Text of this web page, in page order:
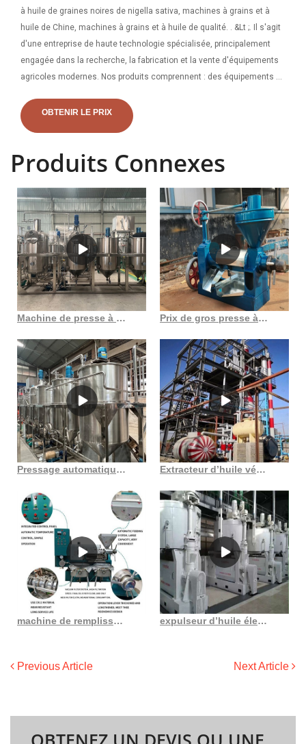
à huile de graines noires de nigella sativa, machines à grains et à
huile de Chine, machines à grains et à huile de qualité. . &Lt ;. Il s'agit
d'une entreprise de haute technologie spécialisée, principalement
engagée dans la recherche, la fabrication et la vente d'équipements
agricoles modernes. Nos produits comprennent : des équipements de
presse à huile, une machine à filtrer, une machine à pâte de broyage
et des équipements de traitement d'ensilage tels que une machine à
d'ensilage.
OBTENIR LE PRIX
Produits Connexes
Machine de presse à froid d’huile de graines de citrouille, nouveau produit en chine Prix de gros presse à huile extraction d’huile expulseur d’huile liste d’huile
Pressage automatique de l’huile d’arachide et de tournesol au Maroc Extracteur d’huile végétale avec approbation CE huile de sésame pressée à froid
machine de remplissage d’huile industrielle au meilleur prix à Mumbai expulseur d’huile électrique automatique en France
Previous Article Next Article